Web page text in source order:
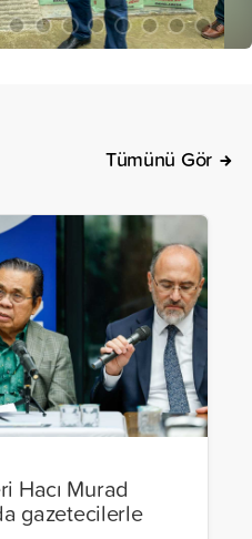
Tümünü Gör
Hacı Murad
gazetecilerle